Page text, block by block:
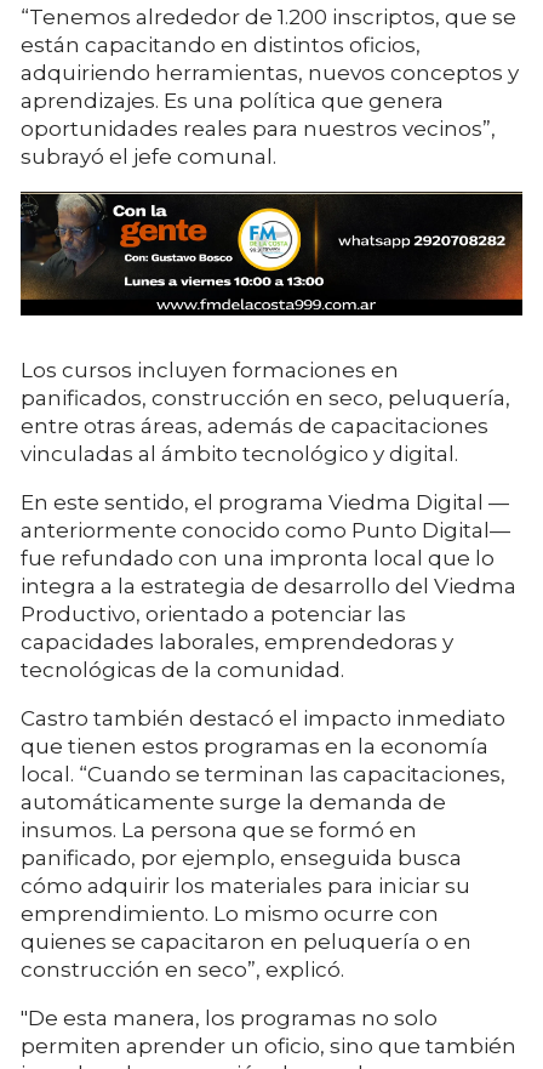
“Tenemos alrededor de 1.200 inscriptos, que se
están capacitando en distintos oficios,
adquiriendo herramientas, nuevos conceptos y
aprendizajes. Es una política que genera
oportunidades reales para nuestros vecinos”,
subrayó el jefe comunal.
Los cursos incluyen formaciones en
panificados, construcción en seco, peluquería,
entre otras áreas, además de capacitaciones
vinculadas al ámbito tecnológico y digital.
En este sentido, el programa Viedma Digital —
anteriormente conocido como Punto Digital—
fue refundado con una impronta local que lo
integra a la estrategia de desarrollo del Viedma
Productivo, orientado a potenciar las
capacidades laborales, emprendedoras y
tecnológicas de la comunidad.
Castro también destacó el impacto inmediato
que tienen estos programas en la economía
local. “Cuando se terminan las capacitaciones,
automáticamente surge la demanda de
insumos. La persona que se formó en
panificado, por ejemplo, enseguida busca
cómo adquirir los materiales para iniciar su
emprendimiento. Lo mismo ocurre con
quienes se capacitaron en peluquería o en
construcción en seco”, explicó.
"De esta manera, los programas no solo
permiten aprender un oficio, sino que también